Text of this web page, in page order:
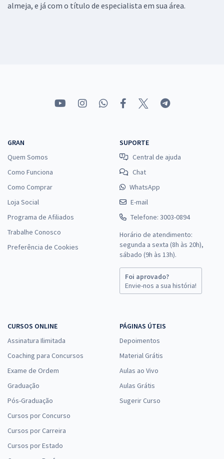
almeja, e já com o título de especialista em sua área.
GRAN
Quem Somos
Como Funciona
Como Comprar
Loja Social
Programa de Afiliados
Trabalhe Conosco
Preferência de Cookies
SUPORTE
Central de ajuda
Chat
WhatsApp
E-mail
Telefone: 3003-0894
Horário de atendimento:
segunda a sexta (8h às 20h),
sábado (9h às 13h).
Foi aprovado?
Envie-nos a sua história!
CURSOS ONLINE
Assinatura Ilimitada
Coaching para Concursos
Exame de Ordem
Graduação
Pós-Graduação
Cursos por Concurso
Cursos por Carreira
Cursos por Estado
PÁGINAS ÚTEIS
Depoimentos
Material Grátis
Aulas ao Vivo
Aulas Grátis
Sugerir Curso